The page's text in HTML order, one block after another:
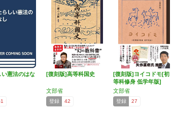
い憲法のはな
[復刻版]高等科国史
文部省
登録 42
[復刻版]ヨイコドモ[初
等科修身 低学年版]
文部省
登録 27